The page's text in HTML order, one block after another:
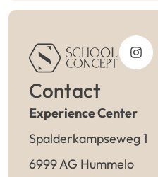
Contact
Experience Center
Spalderkampseweg 1
6999 AG Hummelo